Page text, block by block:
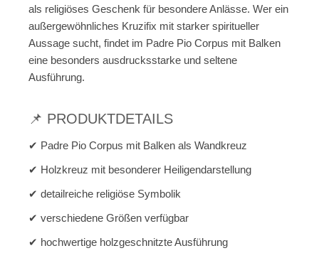
als religiöses Geschenk für besondere Anlässe. Wer ein
außergewöhnliches Kruzifix mit starker spiritueller
Aussage sucht, findet im Padre Pio Corpus mit Balken
eine besonders ausdrucksstarke und seltene
Ausführung.
📌 PRODUKTDETAILS
✔ Padre Pio Corpus mit Balken als Wandkreuz
✔ Holzkreuz mit besonderer Heiligendarstellung
✔ detailreiche religiöse Symbolik
✔ verschiedene Größen verfügbar
✔ hochwertige holzgeschnitzte Ausführung